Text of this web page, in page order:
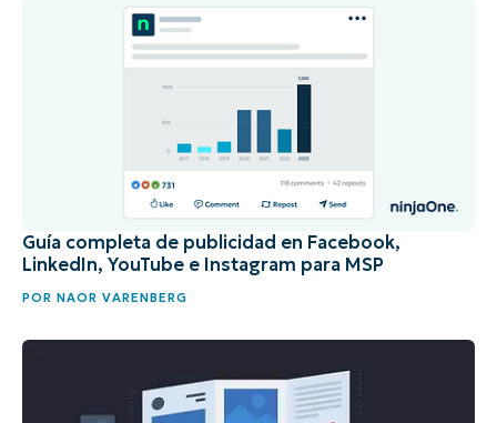
Guía completa de publicidad en Facebook,
LinkedIn, YouTube e Instagram para MSP
POR NAOR VARENBERG